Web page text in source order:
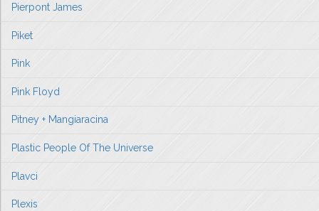
Pierpont James
Piket
Pink
Pink Floyd
Pitney + Mangiaracina
Plastic People Of The Universe
Plavci
Plexis